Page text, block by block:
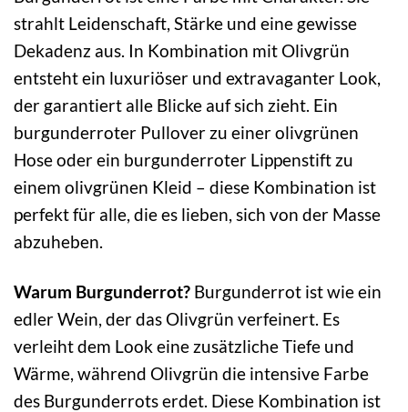
strahlt Leidenschaft, Stärke und eine gewisse
Dekadenz aus. In Kombination mit Olivgrün
entsteht ein luxuriöser und extravaganter Look,
der garantiert alle Blicke auf sich zieht. Ein
burgunderroter Pullover zu einer olivgrünen
Hose oder ein burgunderroter Lippenstift zu
einem olivgrünen Kleid – diese Kombination ist
perfekt für alle, die es lieben, sich von der Masse
abzuheben.
Warum Burgunderrot? Burgunderrot ist wie ein
edler Wein, der das Olivgrün verfeinert. Es
verleiht dem Look eine zusätzliche Tiefe und
Wärme, während Olivgrün die intensive Farbe
des Burgunderrots erdet. Diese Kombination ist